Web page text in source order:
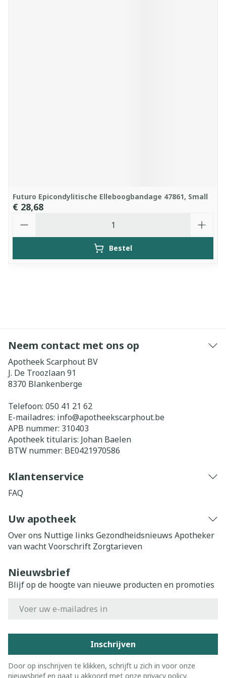
Futuro Epicondylitische Elleboogbandage 47861, Small
€ 28,68
Bestel
Neem contact met ons op
Apotheek Scarphout BV
J. De Troozlaan 91
8370 Blankenberge
Telefoon: 050 41 21 62
E-mailadres: info@apotheekscarphout.be
APB nummer: 310403
Apotheek titularis: Johan Baelen
BTW nummer: BE0421970586
Klantenservice
FAQ
Uw apotheek
Over ons Nuttige links Gezondheidsnieuws Apotheker
van wachtVoorschrift Zorgtarieven
Nieuwsbrief
Blijf op de hoogte van nieuwe producten en promoties
Inschrijven
Door op inschrijven te klikken, schrijft u zich in voor onze
nieuwsbrief en gaat u akkoord met onze privacy policy.